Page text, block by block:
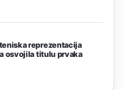
reprezentacija
osvojila titulu prvaka